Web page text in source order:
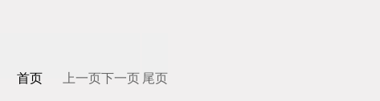
首页 上一页下一页尾页